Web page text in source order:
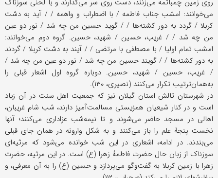
روی زمین چمباتمه می‌زنند، دست روی سر می‌گذارند و با لحنی سوزناک
می‌خوانند: امشب جناب فاطمه / با اضطراب و واهمه / / آید به دشت
کربلا / گردد به دور کشته‌ها / / گوید حسین من چه شد / نور دو عین
من چه شد / / غریب، حسین / شهید، حسین. گروه دوم می‌خوانند:
امشب تمام اولیا / با مصطفى با مرتضى / / آیند به دشت کربلا / گردند
به دور کشته‌ها / / گویند حسین من چه شد / نور دو عین من چه شد /
/ غریب، حسین / شهید، حسین. دوباره گروه اول اشعار قبلی را
به‌همان‌ترتیب تکرار می‌کنند (نصیری، ۱۳۰).
در شهرستان تالش استان گیلان نیز که جمعیت اهل سنت در آن زیاد
است و در کنار شیعیان همزیستی مسالمت‌آمیز دارند، شب شام غریبان،
اهالی در مسجد حاضر می‌شوند و تا نیمه‌شب عزاداری می‌کنند؛ آنها
نخست پنجۀ علم را باز می‌کنند و به شکل وارونه در همان جای قبلی
می‌بندند. در ادامه، اشعاری در این شب خوانده می‌شود که مرثیه‌ای
سوزناک از زبان حال حضرت فاطمۀ زهرا (ع) است. در این مرثیه، حضرت
زهرا با زمین کربلا به گفت‌وگو می‌پردازد و حسین (ع) را به آن معرفی، و